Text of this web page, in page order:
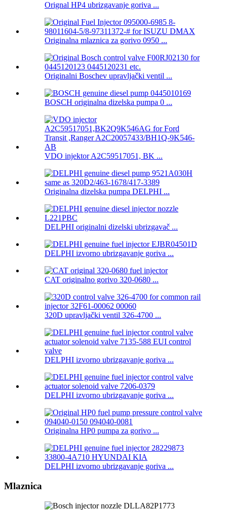
Orignal HP4 ubrizgavanje goriva ...
Originalna mlaznica za gorivo 0950 ...
Originalni Boschev upravljački ventil ...
BOSCH originalna dizelska pumpa 0 ...
VDO injektor A2C59517051, BK ...
Originalna dizelska pumpa DELPHI ...
DELPHI originalni dizelski ubrizgavač ...
DELPHI izvorno ubrizgavanje goriva ...
CAT originalno gorivo 320-0680 ...
320D upravljački ventil 326-4700 ...
DELPHI izvorno ubrizgavanje goriva ...
DELPHI izvorno ubrizgavanje goriva ...
Originalna HP0 pumpa za gorivo ...
DELPHI izvorno ubrizgavanje goriva ...
Mlaznica